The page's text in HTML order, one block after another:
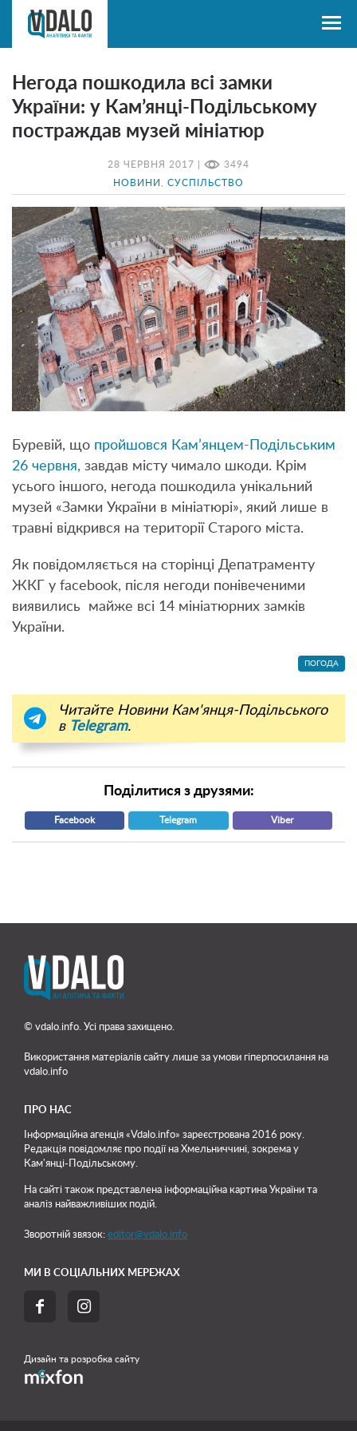
28 ЧЕРВНЯ 2017 | 3494
НОВИНИ СУСПІЛЬСТВО
Негода пошкодила всі замки
України: у Кам’янці-Подільському
постраждав музей мініатюр
Буревій, що пройшовся Кам’янцем-Подільським
26 червня, завдав місту чимало шкоди. Крім
усього іншого, негода пошкодила унікальний
музей «Замки України в мініатюрі», який лише в
травні відкрився на території Старого міста.
Як повідомляється на сторінці Депатраменту
ЖКГ у facebook, після негоди понівеченими
виявились майже всі 14 мініатюрних замків
України.
ПОГОДА
Читайте Новини Кам'янця-Подільського
в Telegram.
Поділитися з друзями:
Facebook Telegram Viber
© vdalo.info. Усі права захищено.
Використання матеріалів сайту лише за умови гіперпосилання на
vdalo.info
ПРО НАС
Інформаційна агенція «Vdalo.info» зареєстрована 2016 року.
Редакція повідомляє про події на Хмельниччині, зокрема у
Кам'янці-Подільському.
На сайті також представлена інформаційна картина України та
аналіз найважливіших подій.
Зворотній звязок: editor@vdalo.info
МИ В СОЦІАЛЬНИХ МЕРЕЖАХ
 
Дизайн та розробка сайту